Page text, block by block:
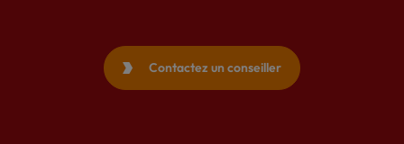
 Contactez un conseiller